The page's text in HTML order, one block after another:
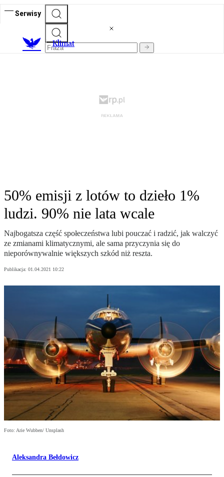
Serwisy
Klimat
50% emisji z lotów to dzieło 1%
ludzi. 90% nie lata wcale
Najbogatsza część społeczeństwa lubi pouczać i radzić, jak walczyć
ze zmianami klimatycznymi, ale sama przyczynia się do
nieporównywalnie większych szkód niż reszta.
Publikacja: 01.04.2021 10:22
Foto: Arie Wubben/ Unsplash
Aleksandra Bełdowicz